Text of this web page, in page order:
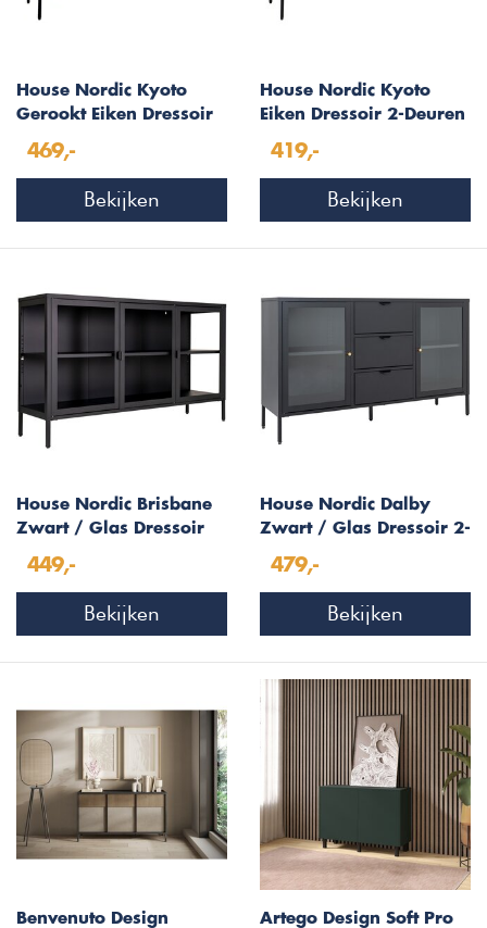
House Nordic Kyoto
Gerookt Eiken Dressoir
469,-
Bekijken
House Nordic Kyoto
Eiken Dressoir 2-Deuren
419,-
Bekijken
House Nordic Brisbane
Zwart / Glas Dressoir
449,-
Bekijken
House Nordic Dalby
Zwart / Glas Dressoir 2-
479,-
Bekijken
Benvenuto Design
Artego Design Soft Pro